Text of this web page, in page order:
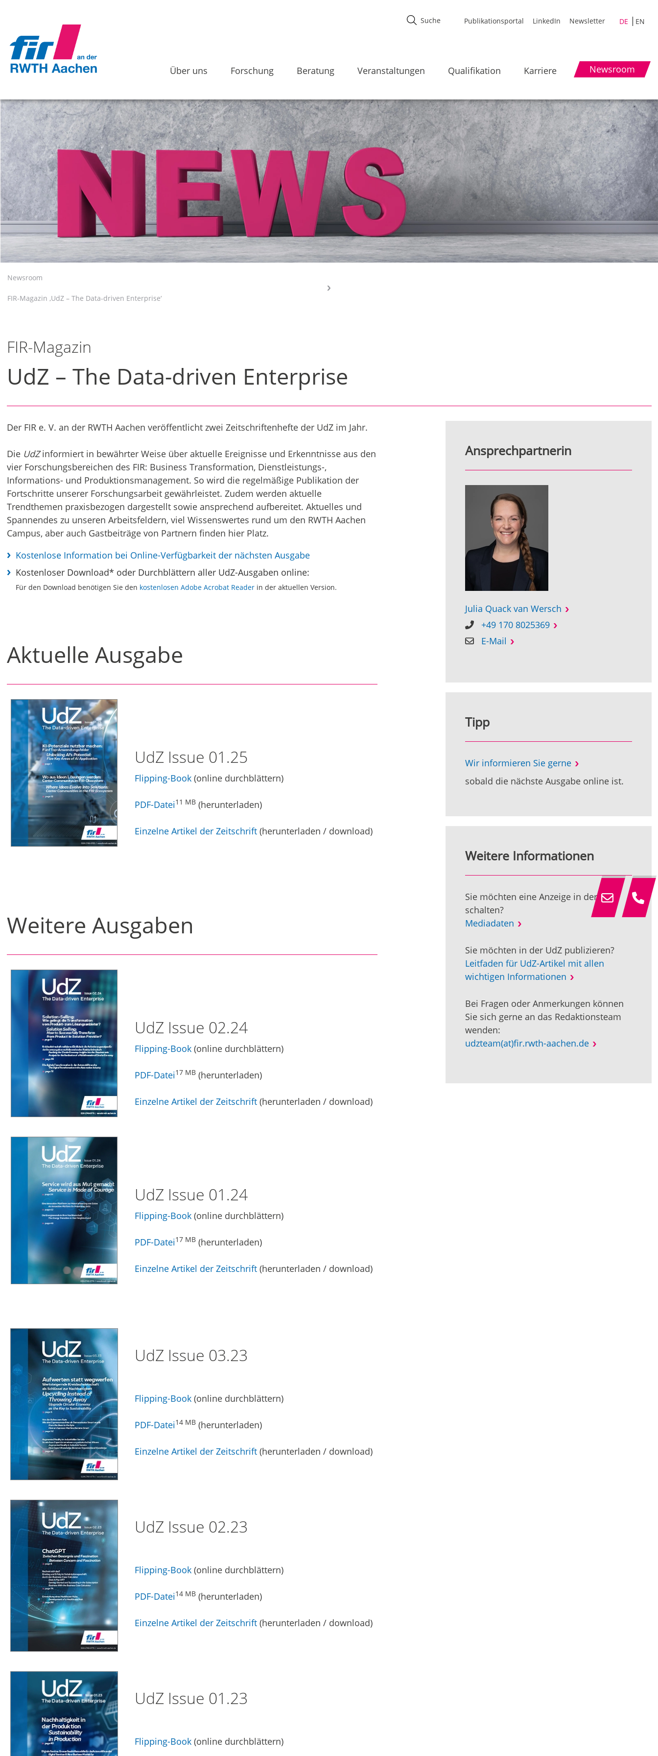
Publikationsportal LinkedIn Newsletter DE EN
Über uns Forschung Beratung Veranstaltungen Qualifikation Karriere Newsroom
Newsroom
FIR-Magazin ‚UdZ – The Data-driven Enterprise‘
FIR-Magazin
UdZ – The Data-driven Enterprise
Der FIR e. V. an der RWTH Aachen veröffentlicht zwei Zeitschriftenhefte der UdZ im Jahr.
Die UdZinformiert in bewährter Weise über aktuelle Ereignisse und Erkenntnisse aus den
vier Forschungsbereichen des FIR: Business Transformation, Dienstleistungs-,
Informations- und Produktionsmanagement. So wird die regelmäßige Publikation der
Fortschritte unserer Forschungsarbeit gewährleistet. Zudem werden aktuelle
Trendthemen praxisbezogen dargestellt sowie ansprechend aufbereitet. Aktuelles und
Spannendes zu unseren Arbeitsfeldern, viel Wissenswertes rund um den RWTH Aachen
Campus, aber auch Gastbeiträge von Partnern finden hier Platz.
Kostenlose Information bei Online-Verfügbarkeit der nächsten Ausgabe
Kostenloser Download* oder Durchblättern aller UdZ-Ausgaben online:
Für den Download benötigen Sie den kostenlosen Adobe Acrobat Readerin der aktuellen Version.
Aktuelle Ausgabe
UdZ Issue 01.25
Flipping-Book(online durchblättern)
PDF-Datei11 MB(herunterladen)
Einzelne Artikel der Zeitschrift(herunterladen / download)
Weitere Ausgaben
UdZ Issue 02.24
Flipping-Book(online durchblättern)
PDF-Datei17 MB(herunterladen)
Einzelne Artikel der Zeitschrift(herunterladen / download)
UdZ Issue 01.24
Flipping-Book(online durchblättern)
PDF-Datei17 MB(herunterladen)
Einzelne Artikel der Zeitschrift(herunterladen / download)
UdZ Issue 03.23
Flipping-Book(online durchblättern)
PDF-Datei14 MB(herunterladen)
Einzelne Artikel der Zeitschrift(herunterladen / download)
UdZ Issue 02.23
Flipping-Book(online durchblättern)
PDF-Datei14 MB(herunterladen)
Einzelne Artikel der Zeitschrift(herunterladen / download)
UdZ Issue 01.23
Flipping-Book(online durchblättern)
Ansprechpartnerin
Julia Quack van Wersch
+49 170 8025369
E-Mail
Tipp
Wir informieren Sie gerne
sobald die nächste Ausgabe online ist.
Weitere Informationen
Sie möchten eine Anzeige in der UdZ
schalten?
Mediadaten
Sie möchten in der UdZ publizieren?
Leitfaden für UdZ-Artikel mit allen
wichtigen Informationen
Bei Fragen oder Anmerkungen können
Sie sich gerne an das Redaktionsteam
wenden:
udzteam(at)fir.rwth-aachen.de